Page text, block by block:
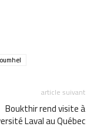
article suivant
Boukthir rend visite à
Laval au Québec